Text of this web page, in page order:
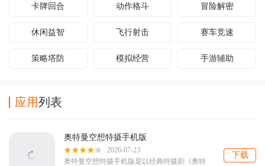
卡牌回合 动作格斗 冒险解密
休闲益智 飞行射击 赛车竞速
策略塔防 模拟经营 手游辅助
应用列表
奥特曼空想特摄手机版
2026-07-23
下载
奥特曼空想特摄手机版是以经典特摄剧《奥特